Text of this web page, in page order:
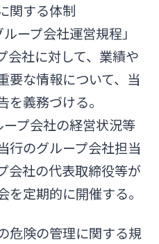
関する体制
ープ会社運営規程」
会社に対して、業績や
要な情報について、当
義務づける。
ープ会社の経営状況等
行のグループ会社担当
会社の代表取締役等が
定期的に開催する。
危険の管理に関する規